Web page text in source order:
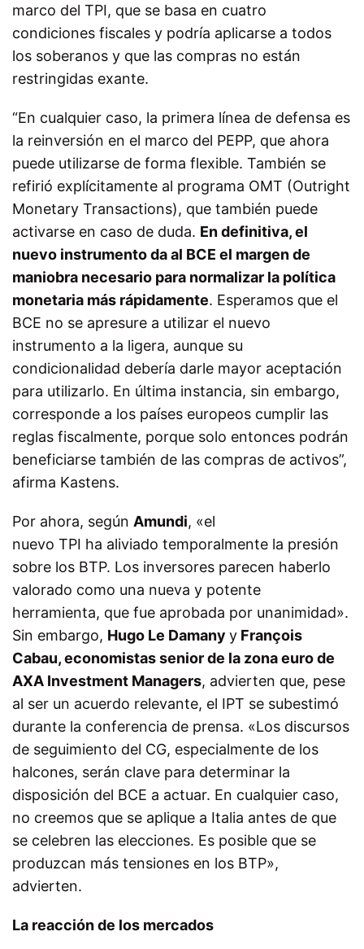
marco del TPI, que se basa en cuatro
condiciones fiscales y podría aplicarse a todos
los soberanos y que las compras no están
restringidas exante.
“En cualquier caso, la primera línea de defensa es
la reinversión en el marco del PEPP, que ahora
puede utilizarse de forma flexible. También se
refirió explícitamente al programa OMT (Outright
Monetary Transactions), que también puede
activarse en caso de duda. En definitiva, el
nuevo instrumento da al BCE el margen de
maniobra necesario para normalizar la política
monetaria más rápidamente. Esperamos que el
BCE no se apresure a utilizar el nuevo
instrumento a la ligera, aunque su
condicionalidad debería darle mayor aceptación
para utilizarlo. En última instancia, sin embargo,
corresponde a los países europeos cumplir las
reglas fiscalmente, porque solo entonces podrán
beneficiarse también de las compras de activos”,
afirma Kastens.
Por ahora, según Amundi, «el
nuevo TPI ha aliviado temporalmente la presión
sobre los BTP. Los inversores parecen haberlo
valorado como una nueva y potente
herramienta, que fue aprobada por unanimidad».
Sin embargo, Hugo Le Damany y François
Cabau, economistas senior de la zona euro de
AXA Investment Managers, advierten que, pese
al ser un acuerdo relevante, el IPT se subestimó
durante la conferencia de prensa. «Los discursos
de seguimiento del CG, especialmente de los
halcones, serán clave para determinar la
disposición del BCE a actuar. En cualquier caso,
no creemos que se aplique a Italia antes de que
se celebren las elecciones. Es posible que se
produzcan más tensiones en los BTP»,
advierten.
La reacción de los mercados